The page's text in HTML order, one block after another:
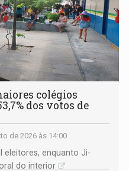
colégios
dos votos de
de 2026 às 14:00
eleitores, enquanto Ji-
do interior